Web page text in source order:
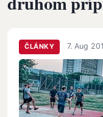
ČLÁNKY 7. Aug